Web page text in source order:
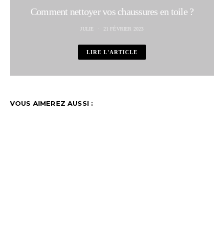
Comment nettoyer vos chaussures en toile ?
JULIE 21 FÉVRIER 2023
LIRE L'ARTICLE
VOUS AIMEREZ AUSSI :